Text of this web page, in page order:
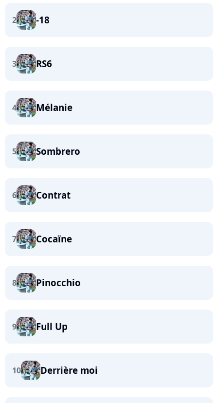
2 -18
3 RS6
4 Mélanie
5 Sombrero
6 Contrat
7 Cocaïne
8 Pinocchio
9 Full Up
10 Derrière moi